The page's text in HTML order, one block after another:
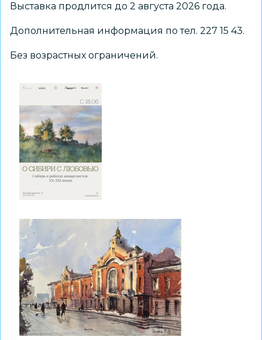
Выставка продлится до 2 августа 2026 года.
Дополнительная информация по тел. 227 15 43.
Без возрастных ограничений.